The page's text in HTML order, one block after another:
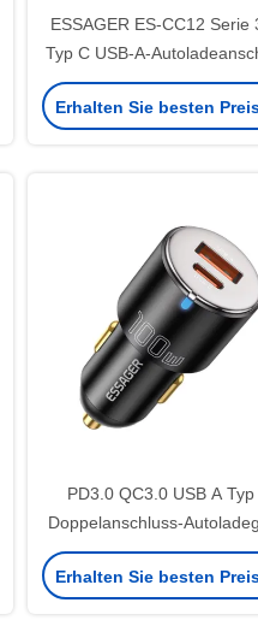
ESSAGER ES-CC12 Serie
Typ C USB-A-
Erhalten Sie besten
PD3.0 QC3.0 USB A Typ
Doppelanschluss-
100W 65W 35W
Erhalten Sie besten